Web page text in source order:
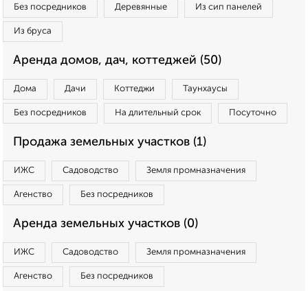
Без посредников Деревянные Из сип панелей
Из бруса
Аренда домов, дач, коттеджей (50)
Дома Дачи Коттеджи Таунхаусы
Без посредников На длительный срок Посуточно
Продажа земельных участков (1)
ИЖС Садоводство Земля промназначения
Агенство Без посредников
Аренда земельных участков (0)
ИЖС Садоводство Земля промназначения
Агенство Без посредников